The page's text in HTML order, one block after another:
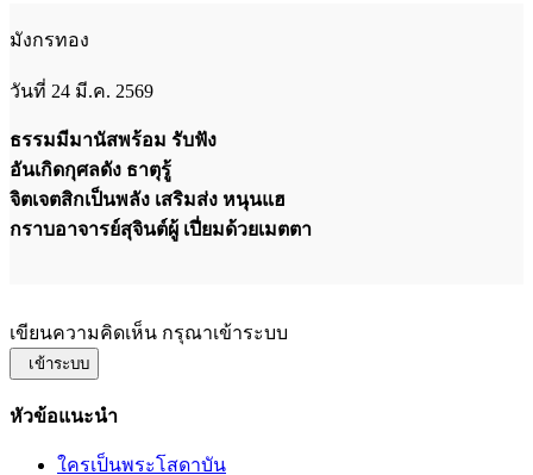
มังกรทอง
วันที่ 24 มี.ค. 2569
ธรรมมีมานัสพร้อม รับฟัง
อันเกิดกุศลดัง ธาตุรู้
จิตเจตสิกเป็นพลัง เสริมส่ง หนุนแฮ
กราบอาจารย์สุจินต์ผู้ เปี่ยมด้วยเมตตา
เขียนความคิดเห็น กรุณาเข้าระบบ
เข้าระบบ
หัวข้อแนะนำ
ใครเป็นพระโสดาบัน